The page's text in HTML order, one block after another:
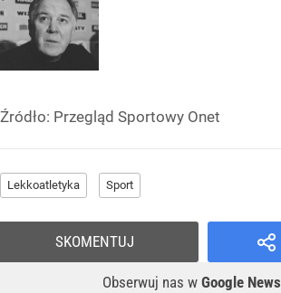
Źródło: Przegląd Sportowy Onet
Lekkoatletyka Sport
Obserwuj nas w Google News
SKOMENTUJ